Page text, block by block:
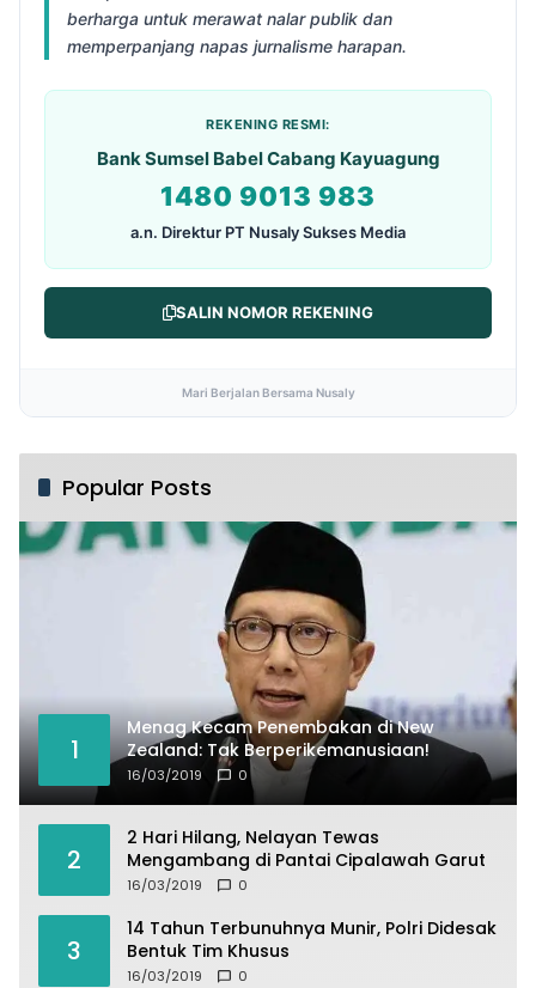
berharga untuk merawat nalar publik dan
memperpanjang napas jurnalisme harapan.
REKENING RESMI:
Bank Sumsel Babel Cabang Kayuagung
1480 9013 983
a.n. Direktur PT Nusaly Sukses Media
SALIN NOMOR REKENING
Mari Berjalan Bersama Nusaly
Popular Posts
1
Menag Kecam Penembakan di New
Zealand: Tak Berperikemanusiaan!
16/03/2019 0
2
2 Hari Hilang, Nelayan Tewas
Mengambang di Pantai Cipalawah Garut
16/03/2019 0
3
14 Tahun Terbunuhnya Munir, Polri Didesak
Bentuk Tim Khusus
16/03/2019 0